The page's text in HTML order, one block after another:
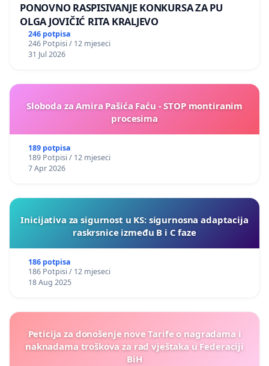
PONOVNO RASPISIVANJE KONKURSA ZA PU
OLGA JOVIČIĆ RITA KRALJEVO
246 potpisa
246 Potpisi / 12 mjeseci
31 Jul 2026
Sloboda za Amira Pašića Faću - STOP montiranim
procesima
189 potpisa
189 Potpisi / 12 mjeseci
7 Apr 2026
Inicijativa za sigurnost u KS: sigurnosna adaptacija
raskrsnice između B i C faze
186 potpisa
186 Potpisi / 12 mjeseci
18 Aug 2025
Peticija za donošenje nove Tarife o nagradama i
naknadama troškova za rad vještaka u Federaciji
BiH